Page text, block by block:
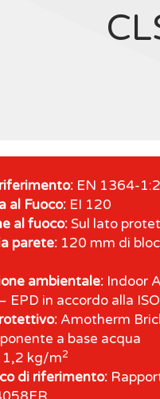
EN 1364-
al Fuoco: EI 120
al fuoco:Sul lato
parete: 120 mm di
ambientale: Indoor
EPD in accordo alla
Amotherm
a base acqua
1,2 kg/m2
di riferimento: